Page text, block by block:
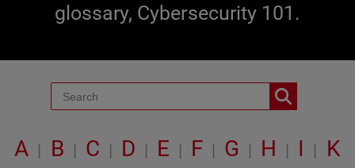
glossary, Cybersecurity 101.
A | B | C | D | E | F | G | H | I | K